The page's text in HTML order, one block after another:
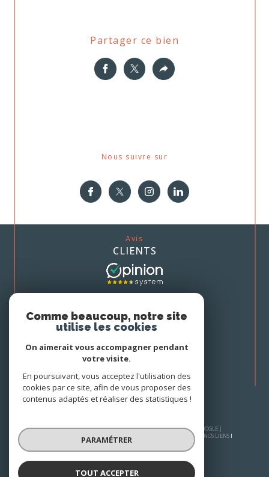
Partager ce bien
Nous suivre sur
Avis
CLIENTS
ADHÉRONS
© 2026 | TOUS DROITS RÉSERVÉS | TRADUCTION POWERED BY GOOGLE |
MENTIONS LÉGALES ADMIN
NOS LIENS
POLITIQUE RGPD
Comme beaucoup, notre site
utilise les cookies
On aimerait vous accompagner pendant
votre visite.
En poursuivant, vous acceptez l'utilisation des
cookies par ce site, afin de vous proposer des
contenus adaptés et réaliser des statistiques !
PARAMÉTRER
TOUT ACCEPTER